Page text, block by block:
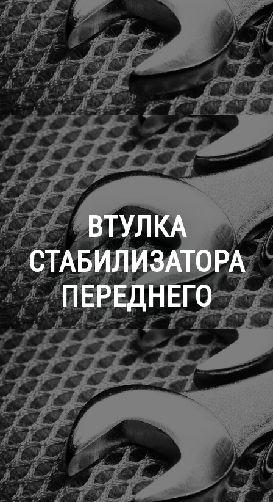
ВТУЛКА
СТАБИЛИЗАТОРА
ПЕРЕДНЕГО